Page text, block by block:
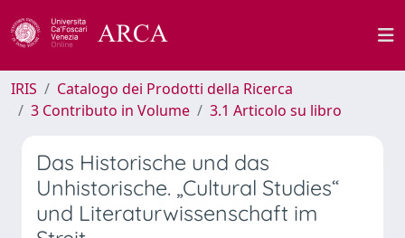
IRIS
Catalogo dei Prodotti della Ricerca
3 Contributo in Volume
3.1 Articolo su libro
Das Historische und das
Unhistorische. „Cultural Studies“
und Literaturwissenschaft im